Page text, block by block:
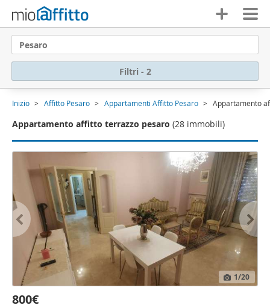
Pesaro
Filtri - 2
Inizio Affitto Pesaro Appartamenti Affitto Pesaro Appartamento
Appartamento affitto terrazzo pesaro (28 immobili)
1/20
800€